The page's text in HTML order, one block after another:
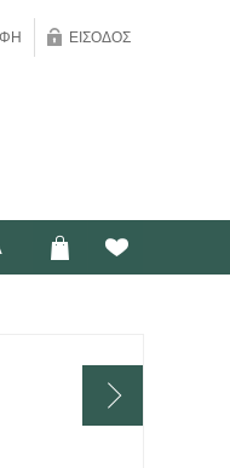
ΕΊΣΟΔΟΣ